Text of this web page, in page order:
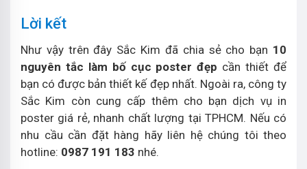
Lời kết
Như vậy trên đây Sắc Kim đã chia sẻ cho bạn 10
nguyên tắc làm bố cục poster đẹp cần thiết để
bạn có được bản thiết kế đẹp nhất. Ngoài ra, công ty
Sắc Kim còn cung cấp thêm cho bạn dịch vụ in
poster giá rẻ, nhanh chất lượng tại TPHCM. Nếu có
nhu cầu cần đặt hàng hãy liên hệ chúng tôi theo
hotline: 0987 191 183 nhé.